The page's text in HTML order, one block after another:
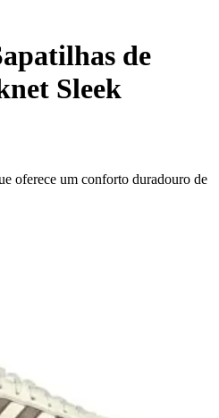
de
Sleek
oferece um conforto duradouro de